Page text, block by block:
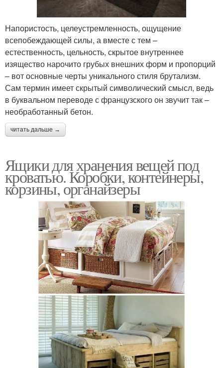
Напористость, целеустремленность, ощущение
всепобеждающей силы, а вместе с тем –
естественность, цельность, скрытое внутреннее
изящество нарочито грубых внешних форм и пропорций
– вот основные черты уникального стиля брутализм.
Сам термин имеет скрытый символический смысл, ведь
в буквальном переводе с французского он звучит так –
необработанный бетон.
читать дальше →
Ящики для хранения вещей под
кроватью. Коробки, контейнеры,
корзины, органайзеры